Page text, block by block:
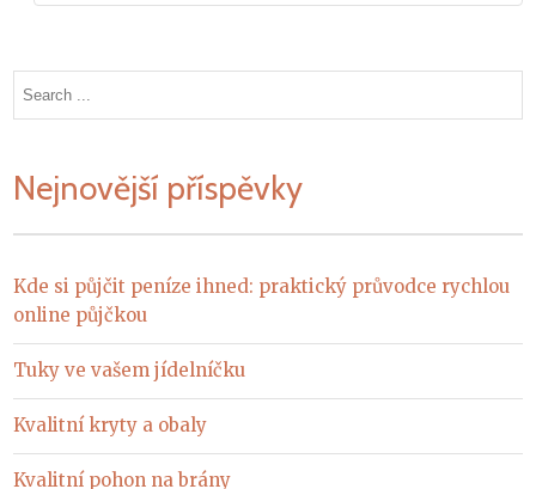
Search
Nejnovější příspěvky
Kde si půjčit peníze ihned: praktický průvodce rychlou
online půjčkou
Tuky ve vašem jídelníčku
Kvalitní kryty a obaly
Kvalitní pohon na brány